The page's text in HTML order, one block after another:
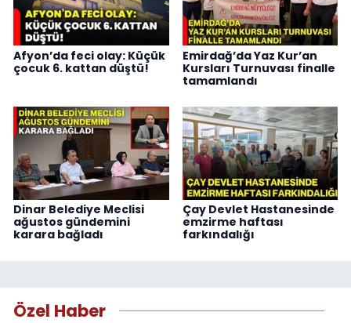
Afyon’da feci olay: Küçük
çocuk 6. kattan düştü!
Emirdağ’da Yaz Kur’an
Kursları Turnuvası finalle
tamamlandı
Dinar Belediye Meclisi
ağustos gündemini
karara bağladı
Çay Devlet Hastanesinde
emzirme haftası
farkındalığı
Özel Haber